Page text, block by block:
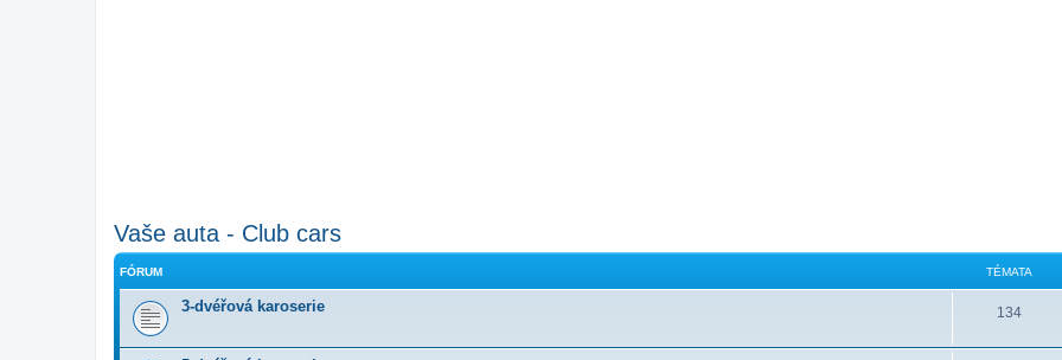
Vaše auta - Club cars
FÓRUM TÉMATA
3-dvéřová karoserie 134